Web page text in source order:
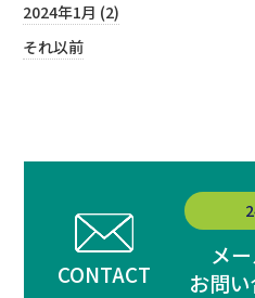
2024年1月 (2)
それ以前
CONTACT
メ
お問